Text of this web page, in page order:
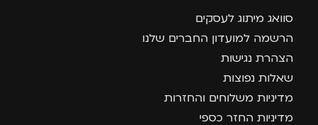
סוואג מיתוג לעסקים
הרשמה למועדון החברים שלנו
הצהרת נגישות
שאלות נפוצות
מדיניות משלוחים והחזרות
מדיניות החזר כספי